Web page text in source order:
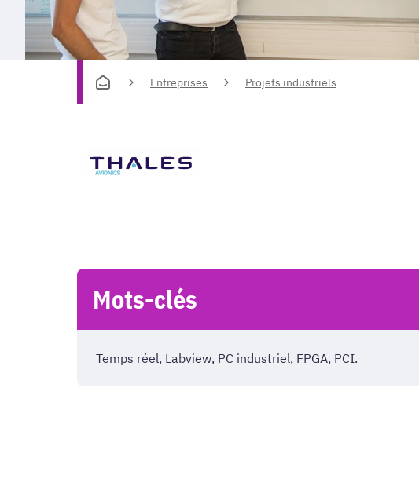
Entreprises Projets industriels
Mots-clés
Temps réel, Labview, PC industriel, FPGA, PCI.